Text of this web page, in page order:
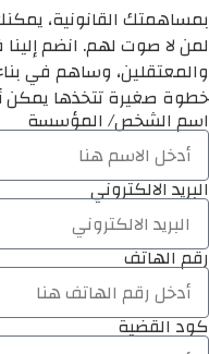
بمساهمتك القانونية،
لمن لا صوت لهم. انضم
والمعتقلين، وساهم في
خطوة صغيرة تتخذها يمكن
اسم الشخص/ المؤسسة
البريد الالكتروني
رقم الهاتف
كود القضية